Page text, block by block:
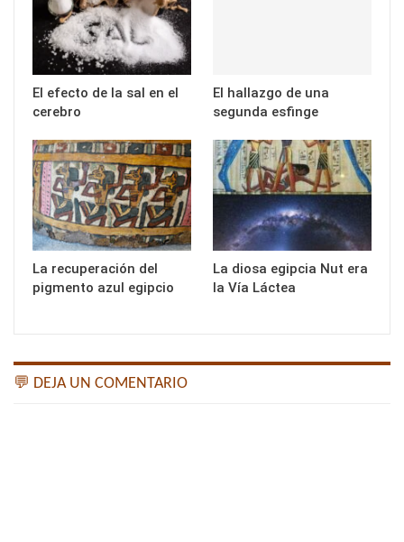
El efecto de la sal en el
cerebro
El hallazgo de una
segunda esfinge
La recuperación del
pigmento azul egipcio
La diosa egipcia Nut era
la Vía Láctea
💬 DEJA UN COMENTARIO